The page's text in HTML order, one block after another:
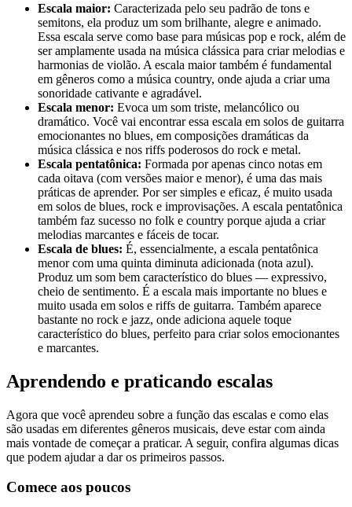
Escala maior: Caracterizada pelo seu padrão de tons e
semitons, ela produz um som brilhante, alegre e animado.
Essa escala serve como base para músicas pop e rock, além de
ser amplamente usada na música clássica para criar melodias e
harmonias de violão. A escala maior também é fundamental
em gêneros como a música country, onde ajuda a criar uma
sonoridade cativante e agradável.
Escala menor: Evoca um som triste, melancólico ou
dramático. Você vai encontrar essa escala em solos de guitarra
emocionantes no blues, em composições dramáticas da
música clássica e nos riffs poderosos do rock e metal.
Escala pentatônica: Formada por apenas cinco notas em
cada oitava (com versões maior e menor), é uma das mais
práticas de aprender. Por ser simples e eficaz, é muito usada
em solos de blues, rock e improvisações. A escala pentatônica
também faz sucesso no folk e country porque ajuda a criar
melodias marcantes e fáceis de tocar.
Escala de blues: É, essencialmente, a escala pentatônica
menor com uma quinta diminuta adicionada (nota azul).
Produz um som bem característico do blues — expressivo,
cheio de sentimento. É a escala mais importante no blues e
muito usada em solos e riffs de guitarra. Também aparece
bastante no rock e jazz, onde adiciona aquele toque
característico do blues, perfeito para criar solos emocionantes
e marcantes.
Aprendendo e praticando escalas
Agora que você aprendeu sobre a função das escalas e como elas
são usadas em diferentes gêneros musicais, deve estar com ainda
mais vontade de começar a praticar. A seguir, confira algumas dicas
que podem ajudar a dar os primeiros passos.
Comece aos poucos